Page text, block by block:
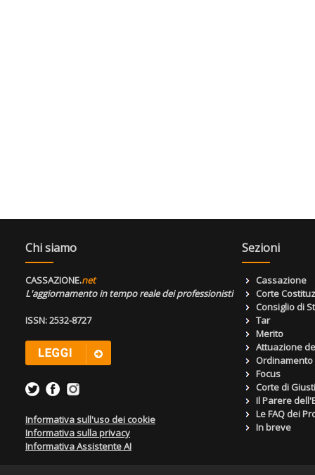
Chi siamo
CASSAZIONE.net
L'aggiornamento in tempo reale dei professionisti
ISSN: 2532-8727
Informativa sull'uso dei cookie
Informativa sulla privacy
Informativa Assistente AI
Sezioni
Cassazione
Corte
Consiglio di
Tar
Merito
Attuazione
Focus
Corte di
Il Parere
Le FAQ dei
In breve